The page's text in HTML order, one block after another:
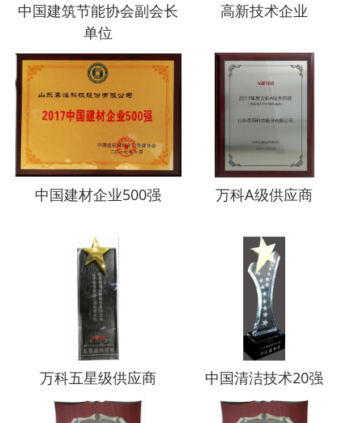
中国建筑节能协会副会长
单位
高新技术企业
中国建材企业500强 万科A级供应商
万科五星级供应商 中国清洁技术20强